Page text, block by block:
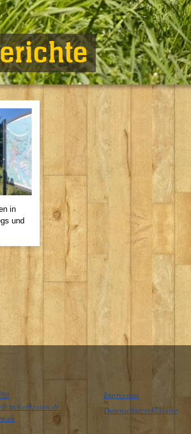
in
und
Impressum
Datenschutzerklärung